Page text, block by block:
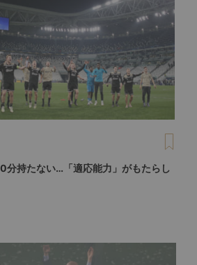
分持たない…「適応能力」がもたらし